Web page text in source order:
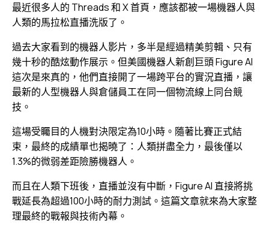
最近很多人的 Threads 和 X 首頁，應該都被一場機器人與
人類的馬拉松直播洗版了。
過去大家看到的機器人影片，多半是經過精美剪輯、只有
幾十秒的酷炫動作展示。但美國機器人新創巨頭 Figure AI
這次是來真的，他們直接開了一場跨平台的實況直播，讓
最新的人型機器人與倉儲員工在同一個物流線上同台競
技。
這場受矚目的人機對決限定為10小時。隨著比賽正式結
束，最終的成績單也揭曉了：人類拼盡全力，最後僅以
1.3%的微弱差距險勝機器人。
而且在人類下班後，直播並沒有中斷，Figure AI 直接將挑
戰延長為超過100小時的耐力測試。這篇文章就來為大家整
理最終的戰報與技術內幕。